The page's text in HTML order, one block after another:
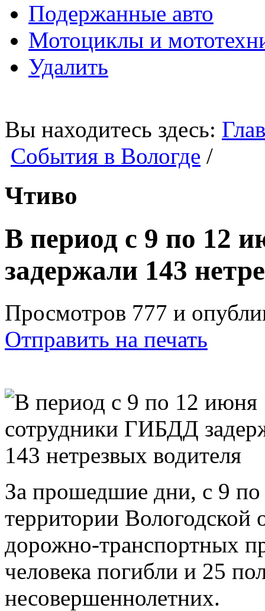
Подержанные авто
Мотоциклы и
Удалить
Вы находитесь здесь:
События в Вологде /
Чтиво
В период с 9 по 12
задержали 143
Просмотров 777 и
Отправить на печать
За прошедшие дни, с 9
территории Вологодской
дорожно-транспортных
человека погибли и 25
несовершеннолетних.